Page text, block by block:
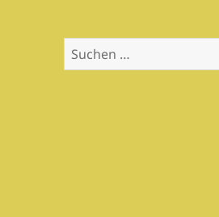
Suchen
nach: